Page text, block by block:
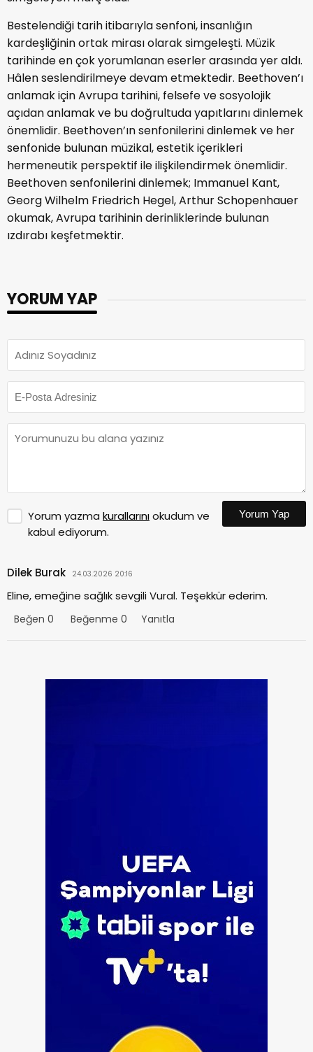
Bestelendiği tarih itibarıyla senfoni, insanlığın
kardeşliğinin ortak mirası olarak simgeleşti. Müzik
tarihinde en çok yorumlanan eserler arasında yer aldı.
Hâlen seslendirilmeye devam etmektedir. Beethoven’ı
anlamak için Avrupa tarihini, felsefe ve sosyolojik
açıdan anlamak ve bu doğrultuda yapıtlarını dinlemek
önemlidir. Beethoven’ın senfonilerini dinlemek ve her
senfonide bulunan müzikal, estetik içerikleri
hermeneutik perspektif ile ilişkilendirmek önemlidir.
Beethoven senfonilerini dinlemek; Immanuel Kant,
Georg Wilhelm Friedrich Hegel, Arthur Schopenhauer
okumak, Avrupa tarihinin derinliklerinde bulunan
ızdırabı keşfetmektir.
YORUM YAP
Yorum yazma kurallarınıokudum ve
kabul ediyorum.
Yorum Yap
Dilek Burak 24.03.2026 20:16
Eline, emeğine sağlık sevgili Vural. Teşekkür ederim.
Beğen 0 Beğenme 0 Yanıtla